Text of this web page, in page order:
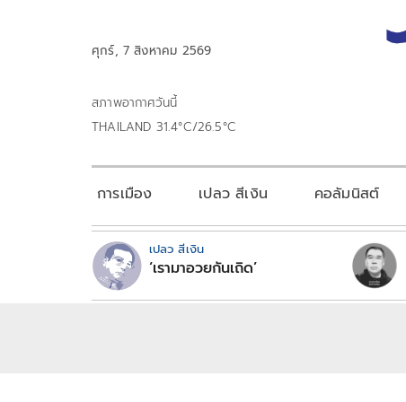
ศุกร์, 7 สิงหาคม 2569
สภาพอากาศวันนี้
THAILAND 31.4°C/26.5°C
การเมือง เปลว สีเงิน คอลัมนิสต์
เปลว สีเงิน
‘เรามาอวยกันเถิด’